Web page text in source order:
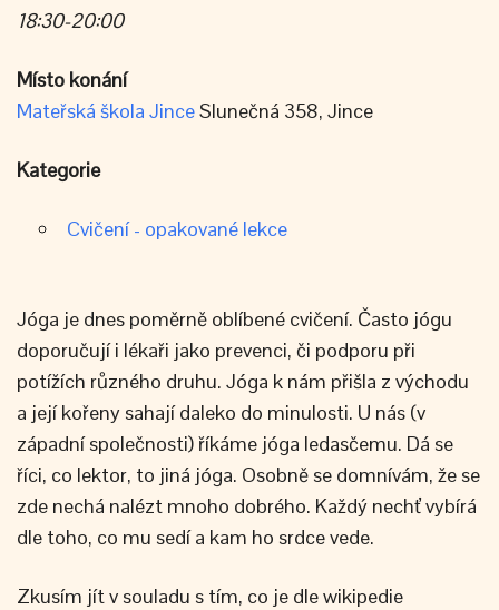
18:30-20:00
Místo konání
Mateřská škola JinceSlunečná 358, Jince
Kategorie
Cvičení - opakované lekce
Jóga je dnes poměrně oblíbené cvičení. Často jógu
doporučují i lékaři jako prevenci, či podporu při
potížích různého druhu. Jóga k nám přišla z východu
a její kořeny sahají daleko do minulosti. U nás (v
západní společnosti) říkáme jóga ledasčemu. Dá se
říci, co lektor, to jiná jóga. Osobně se domnívám, že se
zde nechá nalézt mnoho dobrého. Každý nechť vybírá
dle toho, co mu sedí a kam ho srdce vede.
Zkusím jít v souladu s tím, co je dle wikipedie